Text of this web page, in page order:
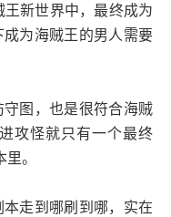
新世界中，最终成为
为海贼王的男人需要
图，也是很符合海贼
攻怪就只有一个最终
。
走到哪刷到哪，实在